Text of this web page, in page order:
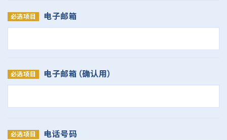
电子邮箱
电子邮箱（确认用）
电话号码